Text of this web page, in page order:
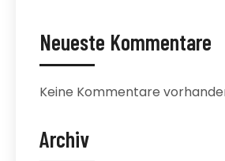
Neueste Kommentare
Keine Kommentare
Archiv